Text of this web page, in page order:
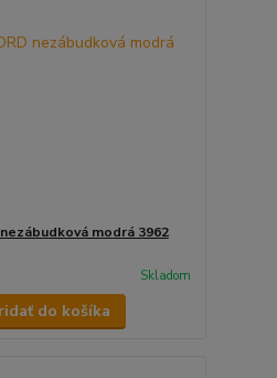
modrá 3962
Skladom
do košíka